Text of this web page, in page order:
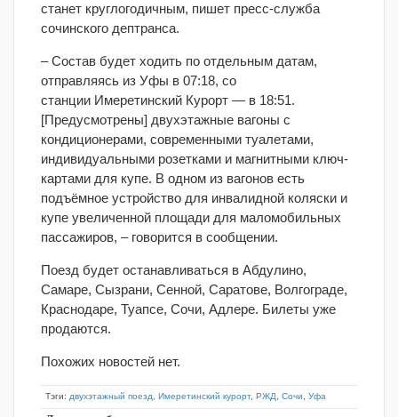
станет круглогодичным, пишет пресс-служба
сочинского дептранса.
– Состав будет ходить по отдельным датам,
отправляясь из Уфы в 07:18, со
станции Имеретинский Курорт — в 18:51.
[Предусмотрены] двухэтажные вагоны с
кондиционерами, современными туалетами,
индивидуальными розетками и магнитными ключ-
картами для купе. В одном из вагонов есть
подъёмное устройство для инвалидной коляски и
купе увеличенной площади для маломобильных
пассажиров, – говорится в сообщении.
Поезд будет останавливаться в Абдулино,
Самаре, Сызрани, Сенной, Саратове, Волгограде,
Краснодаре, Туапсе, Сочи, Адлере. Билеты уже
продаются.
Похожих новостей нет.
Тэги: двухэтажный поезд Имеретинский курорт, РЖД Сочи Уфа